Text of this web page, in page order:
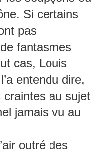
Si certains
pas
fantasmes
cas, Louis
entendu dire,
craintes au sujet
jamais vu au
outré des